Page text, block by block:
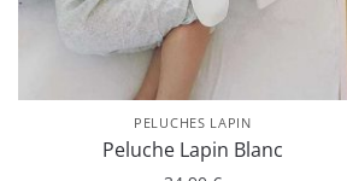
PELUCHES LAPIN
Peluche Lapin Blanc